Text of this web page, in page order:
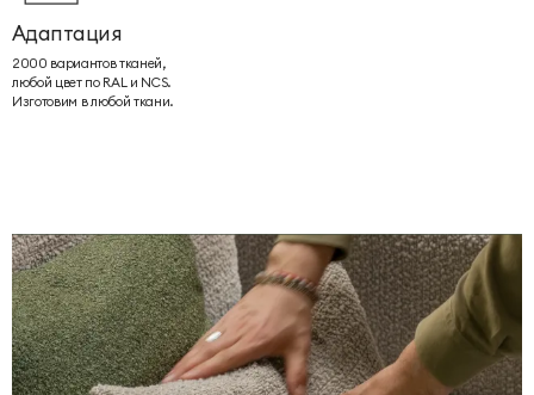
Адаптация
2000 вариантов тканей,
любой цвет по RAL и NCS.
Изготовим в любой ткани.